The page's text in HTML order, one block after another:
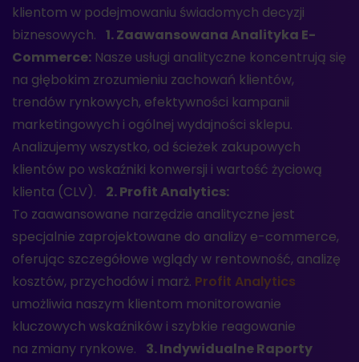
klientom w podejmowaniu świadomych decyzji
biznesowych. 1. Zaawansowana Analityka E-
Commerce: Nasze usługi analityczne koncentrują się
na głębokim zrozumieniu zachowań klientów,
trendów rynkowych, efektywności kampanii
marketingowych i ogólnej wydajności sklepu.
Analizujemy wszystko, od ścieżek zakupowych
klientów po wskaźniki konwersji i wartość życiową
klienta (CLV). 2. Profit Analytics:
To zaawansowane narzędzie analityczne jest
specjalnie zaprojektowane do analizy e-commerce,
oferując szczegółowe wglądy w rentowność, analizę
kosztów, przychodów i marż. Profit Analytics
umożliwia naszym klientom monitorowanie
kluczowych wskaźników i szybkie reagowanie
na zmiany rynkowe. 3. Indywidualne Raporty